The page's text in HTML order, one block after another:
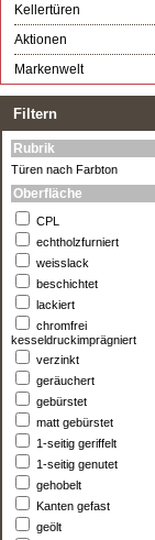
Kellertüren
Aktionen
Markenwelt
Filtern
Rubrik
Türen nach Farbton
Oberfläche
CPL
echtholzfurniert
weisslack
beschichtet
lackiert
chromfrei
kesseldruckimprägniert
verzinkt
geräuchert
gebürstet
matt gebürstet
1-seitig geriffelt
1-seitig genutet
gehobelt
Kanten gefast
geölt